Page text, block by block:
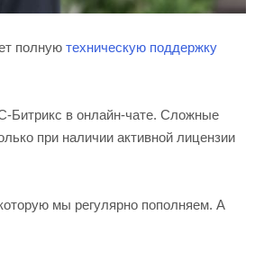
полную техническую поддержку
Битрикс в онлайн-чате. Сложные
при наличии активной лицензии
мы регулярно пополняем. А